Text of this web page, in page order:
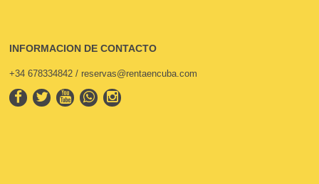
INFORMACION DE CONTACTO
+34 678334842 / reservas@rentaencuba.com